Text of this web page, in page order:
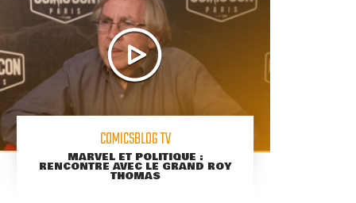
COMICSBLOG TV
MARVEL ET POLITIQUE :
RENCONTRE AVEC LE GRAND ROY
THOMAS